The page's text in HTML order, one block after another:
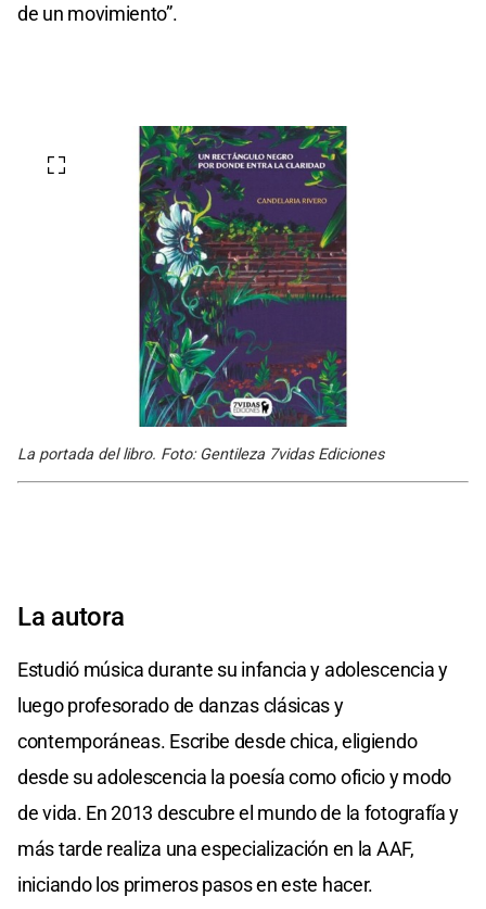
de un movimiento”.
La portada del libro. Foto: Gentileza 7vidas Ediciones
La autora
Estudió música durante su infancia y adolescencia y
luego profesorado de danzas clásicas y
contemporáneas. Escribe desde chica, eligiendo
desde su adolescencia la poesía como oficio y modo
de vida. En 2013 descubre el mundo de la fotografía y
más tarde realiza una especialización en la AAF,
iniciando los primeros pasos en este hacer.